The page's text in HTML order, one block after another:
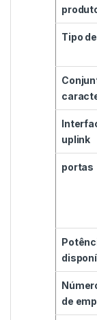
Tipo
uplink
portas
de